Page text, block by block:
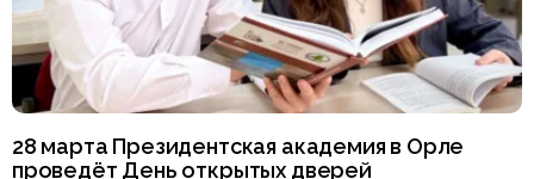
28 марта Президентская академия в Орле
проведёт День открытых дверей